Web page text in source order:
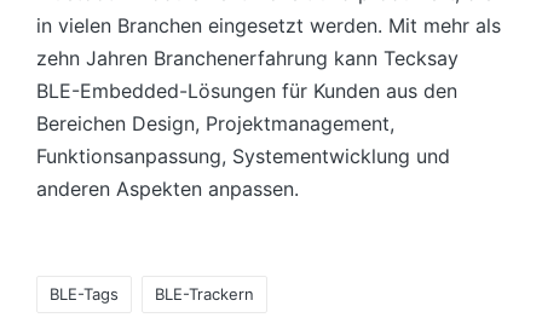
in vielen Branchen eingesetzt werden. Mit mehr als
zehn Jahren Branchenerfahrung kann Tecksay
BLE-Embedded-Lösungen für Kunden aus den
Bereichen Design, Projektmanagement,
Funktionsanpassung, Systementwicklung und
anderen Aspekten anpassen.
BLE-Tags BLE-Trackern